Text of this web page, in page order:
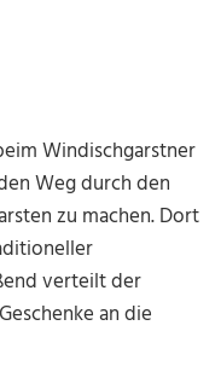
Windischgarstner
Weg durch den
zu machen. Dort
verteilt der
an die